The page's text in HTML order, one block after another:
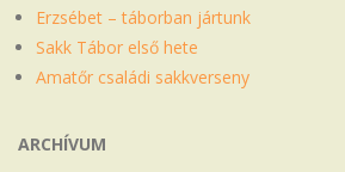
Erzsébet – táborban jártunk
Sakk Tábor első hete
Amatőr családi sakkverseny
ARCHÍVUM